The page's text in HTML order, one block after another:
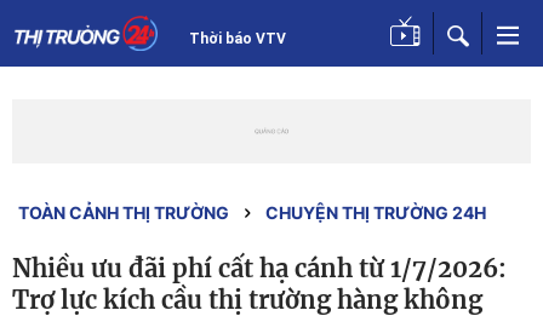
Thời báo VTV
TOÀN CẢNH THỊ TRƯỜNG CHUYỆN THỊ TRƯỜNG 24H
Nhiều ưu đãi phí cất hạ cánh từ 1/7/2026:
Trợ lực kích cầu thị trường hàng không